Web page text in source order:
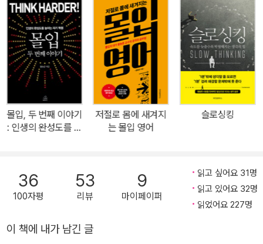
취하기 위한 수단에 머물고 있는 것이다. 바로 이 지점에서 『공부하는
힘』(위즈덤하우스 刊)의 저자 황농문 교수는 공부에 관심 있는 모든
사람들에게 주목을 받는다. 황농문 교수가 제시하는 공부법은 공부를
어떤 다른 것을 위한 도구나 수단에 머물지 않게 하고 공부 그 자체가
행복이 되고 성공이 되고 자아실현이 되는 유일무이한 공부법이기 때
문이다. 그렇다면 ‘자신의 삶에 맞춘, 자신의 삶에 꼭 필요한’ 공부란
무엇이고, 그것을 어떻게 찾을 수 있을까? 국내 최고 몰입 전문가인
황농문 교수의 저력은 여기서 드러난다. 황농문 교수는 자신이 할 수
한다. ‘공부+몰입=몰입학습’이라는 관계식은 황농문 교수가 재료공
학계에서 50년 이상 풀리지 않던 난제를 푸는 데 직접 활용함으로써
그 효과를 분명하게 증명했다. 또 황농문 교수는 이후 수많은 학생과
지도하고, 그들의 능력을 최대치로 끌어올림으로써 삶에 놀라운 변화
몰입, 두 번째 이야기
: 인생의 완성도를 높
저절로 몸에 새겨지
는 몰입 영어
슬로싱킹
36
100자평
53
리뷰
9
마이페이퍼
읽고 싶어요 31명
읽고 있어요 32명
읽었어요 227명
이 책에 내가 남긴 글